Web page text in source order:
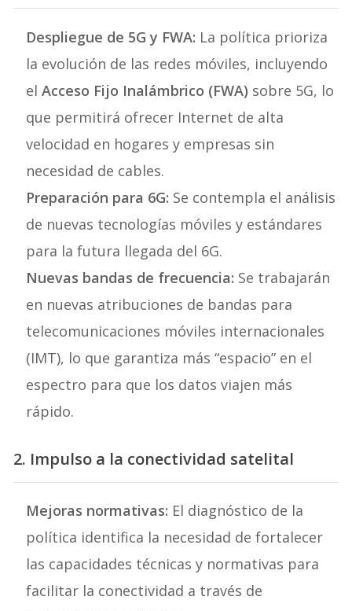
Despliegue de 5G y FWA: La política prioriza
la evolución de las redes móviles, incluyendo
elAcceso Fijo Inalámbrico (FWA) sobre 5G, lo
que permitirá ofrecer Internet de alta
velocidad en hogares y empresas sin
necesidad de cables.
Preparación para 6G: Se contempla el análisis
de nuevas tecnologías móviles y estándares
para la futura llegada del 6G.
Nuevas bandas de frecuencia: Se trabajarán
en nuevas atribuciones de bandas para
telecomunicaciones móviles internacionales
(IMT), lo que garantiza más “espacio” en el
espectro para que los datos viajen más
rápido.
2. Impulso a la conectividad satelital
Mejoras normativas: El diagnóstico de la
política identifica la necesidad de fortalecer
las capacidades técnicas y normativas para
facilitar la conectividad a través de